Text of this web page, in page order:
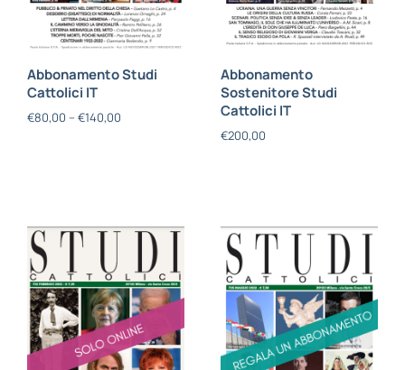
Abbonamento Studi
Cattolici IT
€80,00 – €140,00
Abbonamento
Sostenitore Studi
Cattolici IT
€200,00